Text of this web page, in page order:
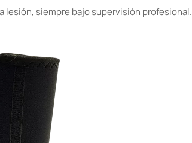
lesión, siempre bajo supervisión profesional.